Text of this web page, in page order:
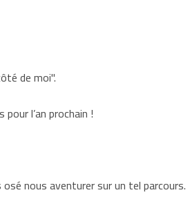
de moi".
l’an prochain !
nous aventurer sur un tel parcours.